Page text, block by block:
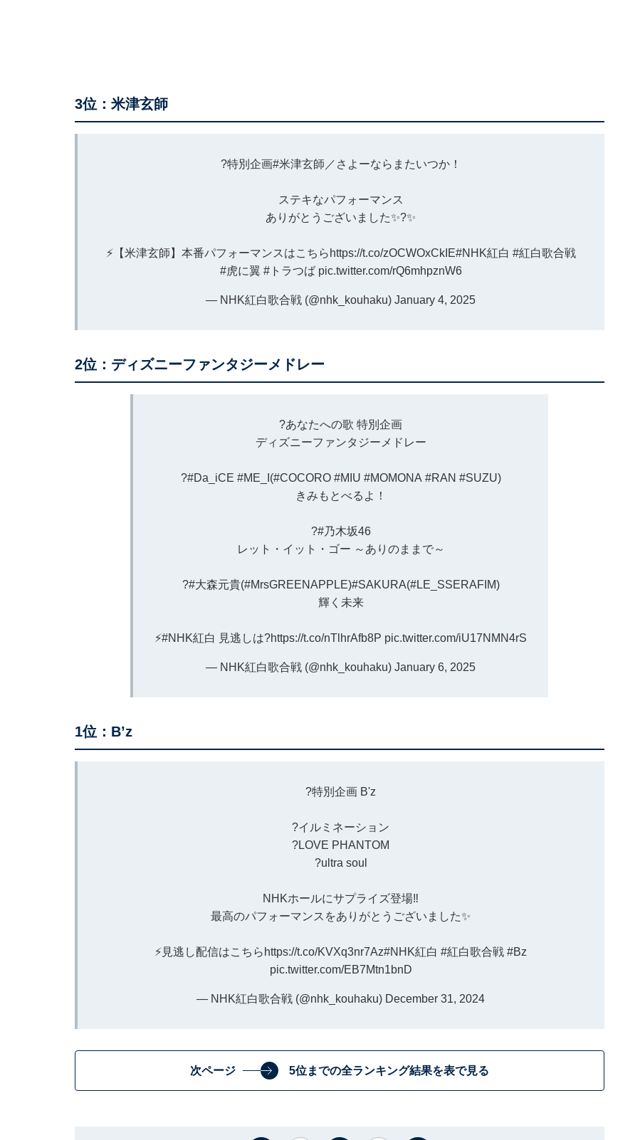
3位：米津玄師
?特別企画#米津玄師 ／さよーならまたいつか！
ステキなパフォーマンス
ありがとうございました✨?✨
⚡️【米津玄師】本番パフォーマンスはこちら https://t.co/zOCWOxCkIE#NHK紅白 #紅白歌合戦
#虎に翼 #トラつば pic.twitter.com/rQ6mhpznW6
— NHK紅白歌合戦 (@nhk_kouhaku) January 4, 2025
2位：ディズニーファンタジーメドレー
?あなたへの歌 特別企画
ディズニーファンタジーメドレー
?#Da_iCE #ME_I (#COCORO #MIU #MOMONA #RAN #SUZU)
きみもとべるよ！
?#乃木坂46
レット・イット・ゴー ～ありのままで～
?#大森元貴(#MrsGREENAPPLE)#SAKURA(#LE_SSERAFIM)
輝く未来
⚡#NHK紅白 見逃しは?https://t.co/nTlhrAfb8P pic.twitter.com/iU17NMN4rS
— NHK紅白歌合戦 (@nhk_kouhaku) January 6, 2025
1位：B’z
?特別企画 B'z
?イルミネーション
?LOVE PHANTOM
?ultra soul
NHKホールにサプライズ登場‼️
最高のパフォーマンスをありがとうございました✨️
⚡️見逃し配信はこちら https://t.co/KVXq3nr7Az#NHK紅白 #紅白歌合戦 #Bz
pic.twitter.com/EB7Mtn1bnD
— NHK紅白歌合戦 (@nhk_kouhaku) December 31, 2024
次ページ 5位までの全ランキング結果を表で見る